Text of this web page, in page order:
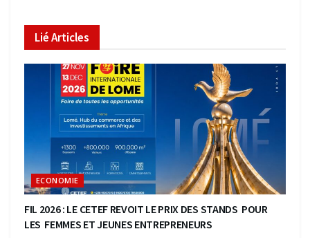
LiéArticles
ECONOMIE
FIL 2026 : LE CETEF REVOIT LE PRIX DES STANDS POUR
LES FEMMES ET JEUNES ENTREPRENEURS